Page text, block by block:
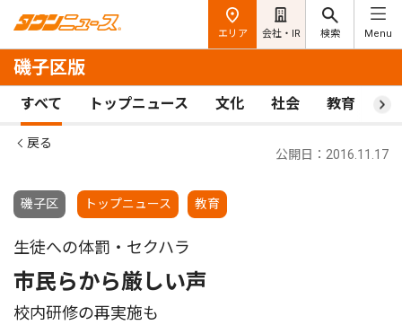
エリア 会社・IR 検索 Menu
磯子区版
すべて トップニュース 文化 社会 教育 ス
戻る
磯子区 トップニュース 教育
公開日：2016.11.17
生徒への体罰・セクハラ
市民らから厳しい声
校内研修の再実施も